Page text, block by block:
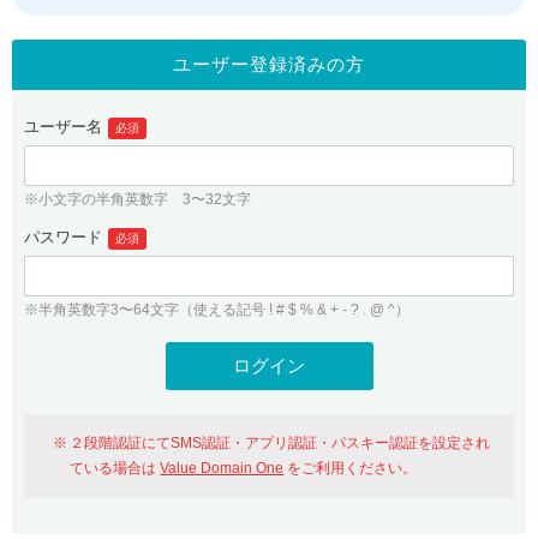
.jpドメインオークション
gTLDオークション NEW!
.jpドメインバックオーダー
プレミアムドメイン
人気ドメインの種類
WHOIS検索
紹介制度
バリュードメインAPI
ドメイン・ホスティングOEM
ログイン
従来のバリュードメインをご利用希望の方
Value Domainにログイン
おすすめ One レンタルサーバーを含む最新の機能を使う方
ユーザー登録
ユーザー登録済みの方
ユーザー名 必須
※小文字の半角英数字 3〜32文字
パスワード 必須
※半角英数字3〜64文字（使える記号 ! # $ % & + - ? . @ ^）
２段階認証にてSMS認証・アプリ認証・パスキー認証を設定され
ている場合はValue Domain One をご利用ください。